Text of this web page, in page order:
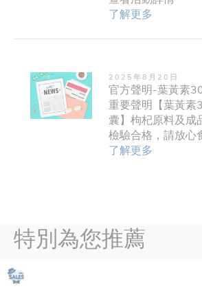
了解更多
2025年8月20日
官方聲明-葉黃素
重要聲明【葉黃素
囊】枸杞原料及成
檢驗合格，請放心
了解更多
特別為您推薦